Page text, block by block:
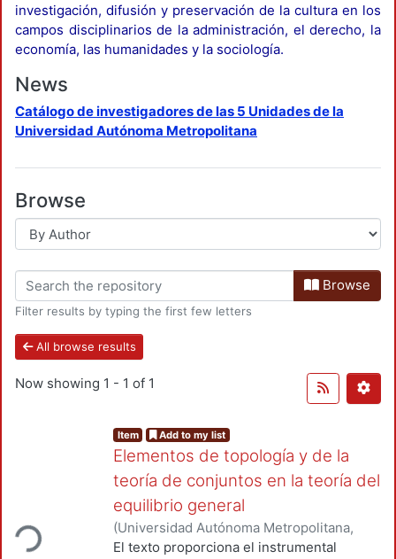
investigación, difusión y preservación de la cultura en los
campos disciplinarios de la administración, el derecho, la
economía, las humanidades y la sociología.
News
Catálogo de investigadores de las 5 Unidades de la
Universidad Autónoma Metropolitana
Browse
Browse
Filter results by typing the first few letters
All browse results
Now showing 1 - 1 of 1
Item Add to my list
Elementos de topología y de la
teoría de conjuntos en la teoría del
equilibrio general
(Universidad Autónoma Metropolitana,
Unidad Azcapotzalco, División de Ciencias
El texto proporciona el instrumental